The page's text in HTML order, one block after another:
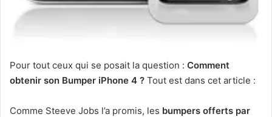
Pour tout ceux qui se posait la question : Comment
obtenir son Bumper iPhone 4 ? Tout est dans cet article :
Comme Steeve Jobs l’a promis, les bumpers offerts par